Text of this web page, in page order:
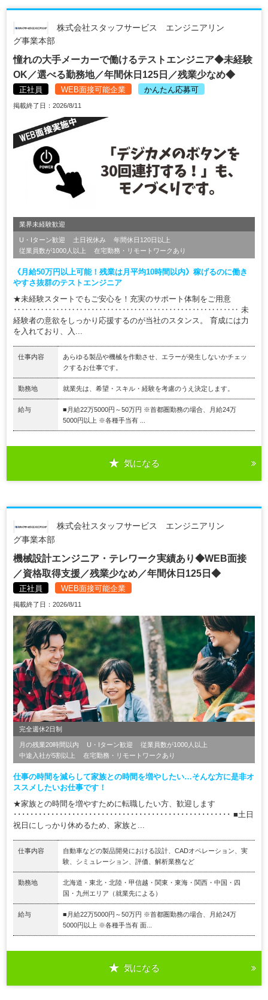
株式会社スタッフサービス エンジニアリン
グ事業本部
憧れの大手メーカーで働けるテストエンジニア◆未経験
OK／選べる勤務地／年間休日125日／残業少なめ◆
正社員 WEB面接可能企業 かんたん応募可
掲載終了日：2026/8/11
業界未経験歓迎
U・Iターン歓迎 土日祝休み
年間休日120日以上
従業員数が1000人以上
在宅勤務・リモートワークあり
《月給50万円以上可能！残業は月平均10時間以内》稼げるのに働き
やすさ抜群のテストエンジニア
★未経験スタートでもご安心を！充実のサポート体制をご用意
‥‥‥‥‥‥‥‥‥‥‥‥‥‥‥‥‥‥‥‥‥‥‥‥‥‥‥‥‥ 未
経験者の意欲をしっかり応援するのが当社のスタンス。 育成には力
を入れており、入...
仕事内容
あらゆる製品や機械を作動させ、エラーが発生しないかチェッ
クするお仕事です。
勤務地 就業先は、希望・スキル・経験を考慮のうえ決定します。
給与
■月給22万5000円～50万円 ※首都圏勤務の場合、月給24万
5000円以上 ※各種手当有 ...
気になる
株式会社スタッフサービス エンジニアリン
グ事業本部
機械設計エンジニア・テレワーク実績あり◆WEB面接
／資格取得支援／残業少なめ／年間休日125日◆
正社員 WEB面接可能企業
掲載終了日：2026/8/11
完全週休2日制
月の残業20時間以内 U・Iターン歓迎
従業員数が1000人以上
中途入社が5割以上
在宅勤務・リモートワークあり
仕事の時間を減らして家族との時間を増やしたい…そんな方に是非オ
ススメしたいお仕事です！
★家族との時間を増やすために転職したい方、歓迎します
････････････････････････････････････････････････････ ■土日
祝日にしっかり休めるため、家族と...
仕事内容
自動車などの製品開発における設計、CADオペレーション、実
験、シミュレーション、評価、解析業務など
勤務地
北海道・東北・北陸・甲信越・関東・東海・関西・中国・四
国・九州エリア（就業先による）
給与
■月給22万5000円～50万円 ※首都圏勤務の場合、月給24万
5000円以上 ※各種手当有 面...
気になる